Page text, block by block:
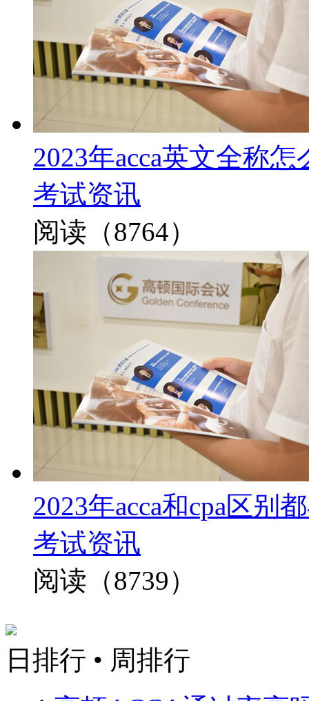
2023年acca英文全称
考试资讯
阅读（8764）
2023年acca和cpa区别
考试资讯
阅读（8739）
日排行 • 周排行